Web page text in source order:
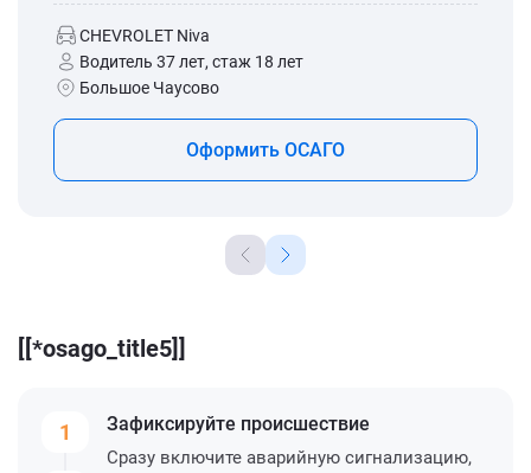
CHEVROLET Niva
Водитель 37 лет, стаж 18 лет
Большое Чаусово
Оформить ОСАГО
[[*osago_title5]]
1 Зафиксируйте происшествие
Сразу включите аварийную сигнализацию,